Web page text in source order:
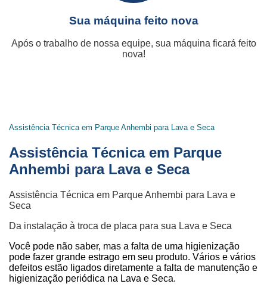
Sua máquina feito nova
Após o trabalho de nossa equipe, sua máquina ficará feito
nova!
Assistência Técnica em Parque Anhembi para Lava e Seca
Assistência Técnica em Parque
Anhembi para Lava e Seca
Assistência Técnica em Parque Anhembi para Lava e
Seca
Da instalação à troca de placa para sua Lava e Seca
Você pode não saber, mas a falta de uma higienização
pode fazer grande estrago em seu produto. Vários e vários
defeitos estão ligados diretamente a falta de manutenção e
higienização periódica na Lava e Seca.